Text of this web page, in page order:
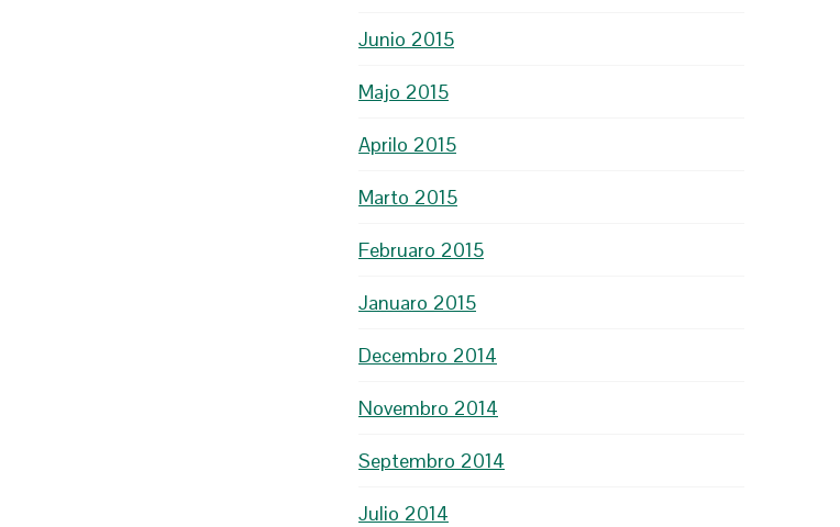
Junio 2015
Majo 2015
Aprilo 2015
Marto 2015
Februaro 2015
Januaro 2015
Decembro 2014
Novembro 2014
Septembro 2014
Julio 2014